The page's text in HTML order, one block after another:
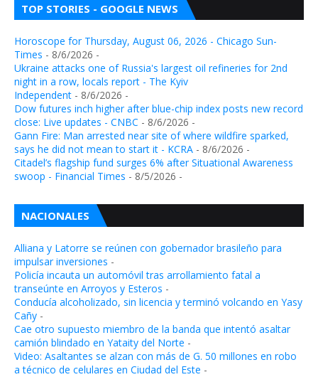
TOP STORIES - GOOGLE NEWS
Horoscope for Thursday, August 06, 2026 - Chicago Sun-
Times - 8/6/2026 -
Ukraine attacks one of Russia's largest oil refineries for 2nd
night in a row, locals report - The Kyiv
Independent - 8/6/2026 -
Dow futures inch higher after blue-chip index posts new record
close: Live updates - CNBC - 8/6/2026 -
Gann Fire: Man arrested near site of where wildfire sparked,
says he did not mean to start it - KCRA - 8/6/2026 -
Citadel’s flagship fund surges 6% after Situational Awareness
swoop - Financial Times - 8/5/2026 -
NACIONALES
Alliana y Latorre se reúnen con gobernador brasileño para
impulsar inversiones -
Policía incauta un automóvil tras arrollamiento fatal a
transeúnte en Arroyos y Esteros -
Conducía alcoholizado, sin licencia y terminó volcando en Yasy
Cañy -
Cae otro supuesto miembro de la banda que intentó asaltar
camión blindado en Yataity del Norte -
Video: Asaltantes se alzan con más de G. 50 millones en robo
a técnico de celulares en Ciudad del Este -